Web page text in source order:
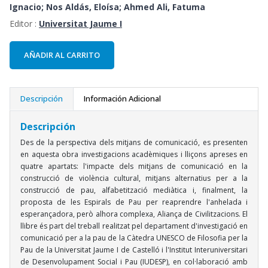
Ignacio; Nos Aldás, Eloísa; Ahmed Ali, Fatuma
Editor : Universitat Jaume I
AÑADIR AL CARRITO
Descripción Información Adicional
Descripción
Des de la perspectiva dels mitjans de comunicació, es presenten
en aquesta obra investigacions acadèmiques i lliçons apreses en
quatre apartats: l'impacte dels mitjans de comunicació en la
construcció de violència cultural, mitjans alternatius per a la
construcció de pau, alfabetització mediàtica i, finalment, la
proposta de les Espirals de Pau per reaprendre l'anhelada i
esperançadora, però alhora complexa, Aliança de Civilitzacions. El
llibre és part del treball realitzat pel departament d'investigació en
comunicació per a la pau de la Càtedra UNESCO de Filosofia per la
Pau de la Universitat Jaume I de Castelló i l'Institut Interuniversitari
de Desenvolupament Social i Pau (IUDESP), en col·laboració amb